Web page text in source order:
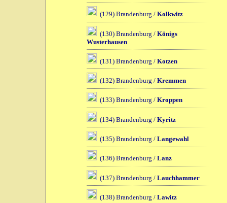
(129) Brandenburg / Kolkwitz
(130) Brandenburg / Königs
Wusterhausen
(131) Brandenburg / Kotzen
(132) Brandenburg / Kremmen
(133) Brandenburg / Kroppen
(134) Brandenburg / Kyritz
(135) Brandenburg / Langewahl
(136) Brandenburg / Lanz
(137) Brandenburg / Lauchhammer
(138) Brandenburg / Lawitz